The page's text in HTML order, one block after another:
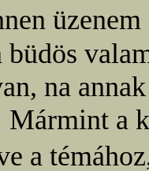
büdös
na
a
a